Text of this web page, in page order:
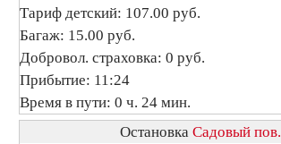
Тариф детский: 107.00 руб.
Багаж: 15.00 руб.
Добровол. страховка: 0 руб.
Прибытие: 11:24
Время в пути: 0 ч. 24 мин.
Остановка Садовый пов.